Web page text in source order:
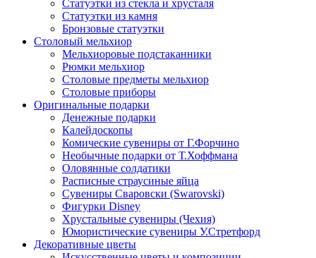
Статуэтки из стекла и хрусталя
Статуэтки из камня
Бронзовые статуэтки
Столовый мельхиор
Мельхиоровые подстаканники
Рюмки мельхиор
Столовые предметы мельхиор
Столовые приборы
Оригинальные подарки
Денежные подарки
Калейдоскопы
Комические сувениры от Г.Форчино
Необычные подарки от Т.Хоффмана
Оловянные солдатики
Расписные страусиные яйца
Сувениры Сваровски (Swarovski)
Фигурки Disney
Хрустальные сувениры (Чехия)
Юмористические сувениры У.Стретфорд
Декоративные цветы